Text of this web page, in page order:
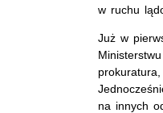
w ruchu
Już w
na innych